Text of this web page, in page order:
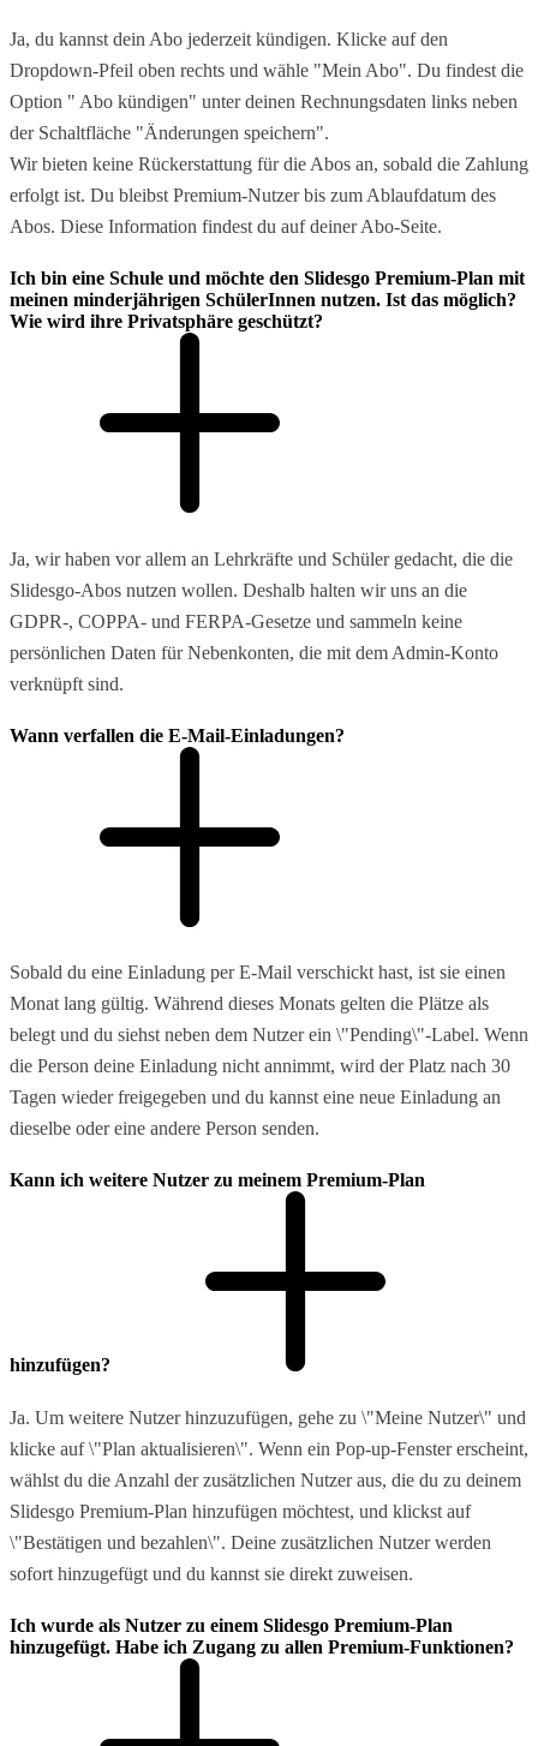
Ja, du kannst dein Abo jederzeit kündigen. Klicke auf den
Dropdown-Pfeil oben rechts und wähle "Mein Abo". Du findest die
Option " Abo kündigen" unter deinen Rechnungsdaten links neben
der Schaltfläche "Änderungen speichern".
Wir bieten keine Rückerstattung für die Abos an, sobald die Zahlung
erfolgt ist. Du bleibst Premium-Nutzer bis zum Ablaufdatum des
Abos. Diese Information findest du auf deiner Abo-Seite.
Ich bin eine Schule und möchte den Slidesgo Premium-Plan mit
meinen minderjährigen SchülerInnen nutzen. Ist das möglich?
Wie wird ihre Privatsphäre geschützt?
Ja, wir haben vor allem an Lehrkräfte und Schüler gedacht, die die
Slidesgo-Abos nutzen wollen. Deshalb halten wir uns an die
GDPR-, COPPA- und FERPA-Gesetze und sammeln keine
persönlichen Daten für Nebenkonten, die mit dem Admin-Konto
verknüpft sind.
Wann verfallen die E-Mail-Einladungen?
Sobald du eine Einladung per E-Mail verschickt hast, ist sie einen
Monat lang gültig. Während dieses Monats gelten die Plätze als
belegt und du siehst neben dem Nutzer ein \"Pending\"-Label. Wenn
die Person deine Einladung nicht annimmt, wird der Platz nach 30
Tagen wieder freigegeben und du kannst eine neue Einladung an
dieselbe oder eine andere Person senden.
Kann ich weitere Nutzer zu meinem Premium-Plan
hinzufügen?
Ja. Um weitere Nutzer hinzuzufügen, gehe zu \"Meine Nutzer\" und
klicke auf \"Plan aktualisieren\". Wenn ein Pop-up-Fenster erscheint,
wählst du die Anzahl der zusätzlichen Nutzer aus, die du zu deinem
Slidesgo Premium-Plan hinzufügen möchtest, und klickst auf
\"Bestätigen und bezahlen\". Deine zusätzlichen Nutzer werden
sofort hinzugefügt und du kannst sie direkt zuweisen.
Ich wurde als Nutzer zu einem Slidesgo Premium-Plan
hinzugefügt. Habe ich Zugang zu allen Premium-Funktionen?